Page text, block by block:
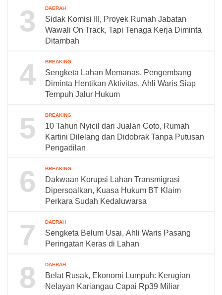
3 DAERAH
Sidak Komisi III, Proyek Rumah Jabatan
Wawali On Track, Tapi Tenaga Kerja Diminta
Ditambah
4 BREAKING
Sengketa Lahan Memanas, Pengembang
Diminta Hentikan Aktivitas, Ahli Waris Siap
Tempuh Jalur Hukum
5 BREAKING
10 Tahun Nyicil dari Jualan Coto, Rumah
Kartini Dilelang dan Didobrak Tanpa Putusan
Pengadilan
6 BREAKING
Dakwaan Korupsi Lahan Transmigrasi
Dipersoalkan, Kuasa Hukum BT Klaim
Perkara Sudah Kedaluwarsa
7 DAERAH
Sengketa Belum Usai, Ahli Waris Pasang
Peringatan Keras di Lahan
8 DAERAH
Belat Rusak, Ekonomi Lumpuh: Kerugian
Nelayan Kariangau Capai Rp39 Miliar